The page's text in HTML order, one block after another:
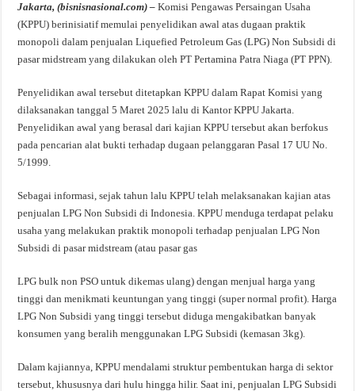
Jakarta, (bisnisnasional.com) – Komisi Pengawas Persaingan Usaha
(KPPU) berinisiatif memulai penyelidikan awal atas dugaan praktik
monopoli dalam penjualan Liquefied Petroleum Gas (LPG) Non Subsidi di
pasar midstream yang dilakukan oleh PT Pertamina Patra Niaga (PT PPN).
Penyelidikan awal tersebut ditetapkan KPPU dalam Rapat Komisi yang
dilaksanakan tanggal 5 Maret 2025 lalu di Kantor KPPU Jakarta.
Penyelidikan awal yang berasal dari kajian KPPU tersebut akan berfokus
pada pencarian alat bukti terhadap dugaan pelanggaran Pasal 17 UU No.
5/1999.
Sebagai informasi, sejak tahun lalu KPPU telah melaksanakan kajian atas
penjualan LPG Non Subsidi di Indonesia. KPPU menduga terdapat pelaku
usaha yang melakukan praktik monopoli terhadap penjualan LPG Non
Subsidi di pasar midstream (atau pasar gas
LPG bulk non PSO untuk dikemas ulang) dengan menjual harga yang
tinggi dan menikmati keuntungan yang tinggi (super normal profit). Harga
LPG Non Subsidi yang tinggi tersebut diduga mengakibatkan banyak
konsumen yang beralih menggunakan LPG Subsidi (kemasan 3kg).
Dalam kajiannya, KPPU mendalami struktur pembentukan harga di sektor
tersebut, khususnya dari hulu hingga hilir. Saat ini, penjualan LPG Subsidi